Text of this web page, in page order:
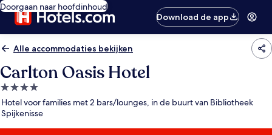
Doorgaan naar hoofdinhoud
Download de app
Alle accommodaties bekijken
Carlton Oasis Hotel
4.0-
sterrenaccommodatie
Hotel voor families met 2 bars/lounges, in de buurt van Bibliotheek
Spijkenisse